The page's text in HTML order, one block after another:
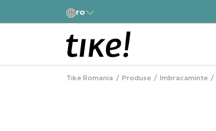
ro
Tike Romania Produse Imbracaminte